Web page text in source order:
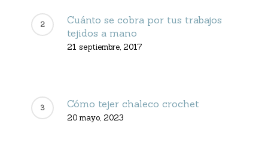
Cuánto se cobra por tus trabajos
tejidos a mano
21 septiembre, 2017
Cómo tejer chaleco crochet
20 mayo, 2023